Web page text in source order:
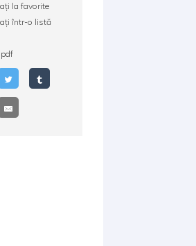
la favorite
într-o listă